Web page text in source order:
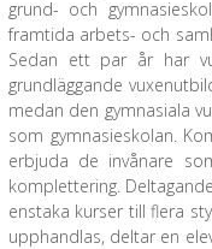
grund- och
framtida arbets- och
Sedan ett par år har
grundläggande
medan den gymnasiala
som gymnasieskolan.
erbjuda de invånare
komplettering.
enstaka kurser till flera
upphandlas, deltar en